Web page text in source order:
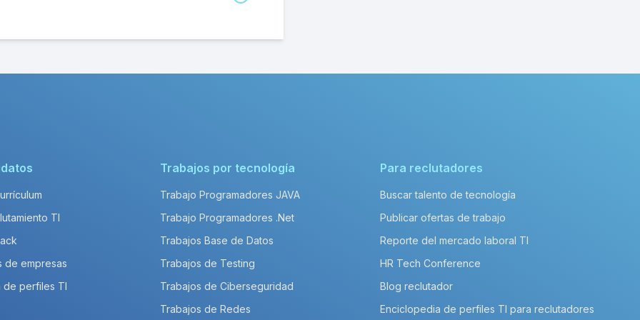
en enterprise es de
TI
de empresas
de perfiles TI
Trabajos por tecnología
Trabajo Programadores JAVA
Trabajo Programadores .Net
Trabajos Base de Datos
Trabajos de Testing
Trabajos de Ciberseguridad
Trabajos de Redes
Para reclutadores
Buscar talento de tecnología
Publicar ofertas de trabajo
Reporte del mercado laboral TI
HR Tech Conference
Blog reclutador
Enciclopedia de perfiles TI para reclutadores